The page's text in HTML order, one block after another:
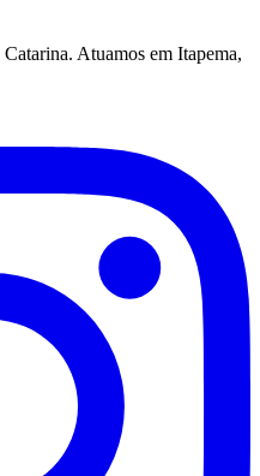
Atuamos em Itapema,